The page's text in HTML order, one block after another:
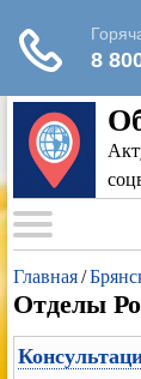
Главная/
Отделы